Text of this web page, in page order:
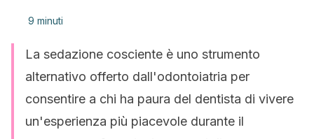
9 minuti
La sedazione cosciente è uno strumento
alternativo offerto dall'odontoiatria per
consentire a chi ha paura del dentista di vivere
un'esperienza più piacevole durante il